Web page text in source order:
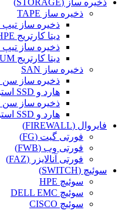
ذخیره ساز (STORAGE)
ذخیره ساز TAPE
ذخیره ساز تیپ HPE
دیتا کارتریج HPE
ذخیره ساز تیپ QUANTUM
دیتا کارتریج QUANTUM
ذخیره ساز SAN
ذخیره ساز سن HPE
هارد و SSD استوریج HPE
ذخیره ساز سن DELL EMC
هارد و SSD استوریج DELL EMC
فایروال (FIREWALL)
فورتی گیت (FG)
فورتی وب (FWB)
فورتی آنالایزر (FAZ)
سوئیچ (SWITCH)
سوئیچ HPE
سوئیچ DELL EMC
سوئیچ CISCO